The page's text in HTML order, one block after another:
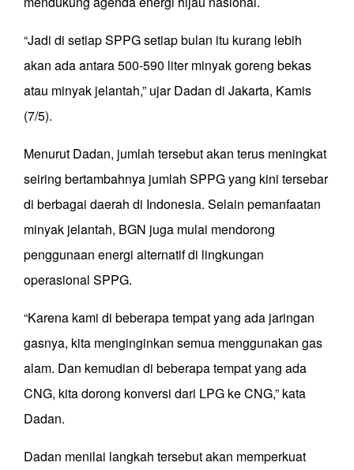
“Jadi di setiap SPPG setiap bulan itu kurang lebih
akan ada antara 500-590 liter minyak goreng bekas
atau minyak jelantah,” ujar Dadan di Jakarta, Kamis
(7/5).
Menurut Dadan, jumlah tersebut akan terus meningkat
seiring bertambahnya jumlah SPPG yang kini tersebar
di berbagai daerah di Indonesia. Selain pemanfaatan
minyak jelantah, BGN juga mulai mendorong
penggunaan energi alternatif di lingkungan
operasional SPPG.
“Karena kami di beberapa tempat yang ada jaringan
gasnya, kita menginginkan semua menggunakan gas
alam. Dan kemudian di beberapa tempat yang ada
CNG, kita dorong konversi dari LPG ke CNG,” kata
Dadan.
Dadan menilai langkah tersebut akan memperkuat